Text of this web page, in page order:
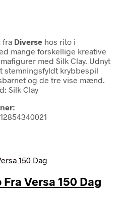
fra Diverse hos rito i
mange forskellige kreative
med Silk Clay. Udnyt
krybbespil
og de tre vise mænd.
Silk Clay
Versa 150 Dag